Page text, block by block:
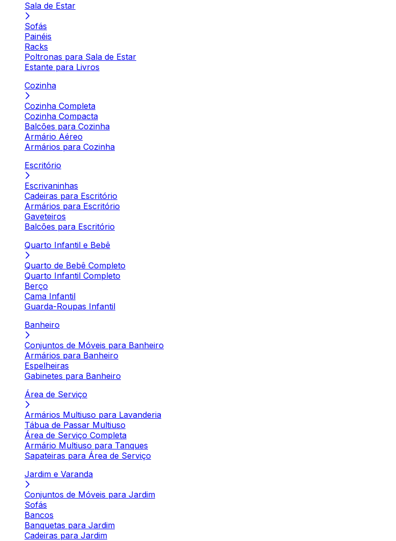
Sala de Estar
Sofás
Painéis
Racks
Poltronas para Sala de Estar
Estante para Livros
Cozinha
Cozinha Completa
Cozinha Compacta
Balcões para Cozinha
Armário Aéreo
Armários para Cozinha
Escritório
Escrivaninhas
Cadeiras para Escritório
Armários para Escritório
Gaveteiros
Balcões para Escritório
Quarto Infantil e Bebê
Quarto de Bebê Completo
Quarto Infantil Completo
Berço
Cama Infantil
Guarda-Roupas Infantil
Banheiro
Conjuntos de Móveis para Banheiro
Armários para Banheiro
Espelheiras
Gabinetes para Banheiro
Área de Serviço
Armários Multiuso para Lavanderia
Tábua de Passar Multiuso
Área de Serviço Completa
Armário Multiuso para Tanques
Sapateiras para Área de Serviço
Jardim e Varanda
Conjuntos de Móveis para Jardim
Sofás
Bancos
Banquetas para Jardim
Cadeiras para Jardim